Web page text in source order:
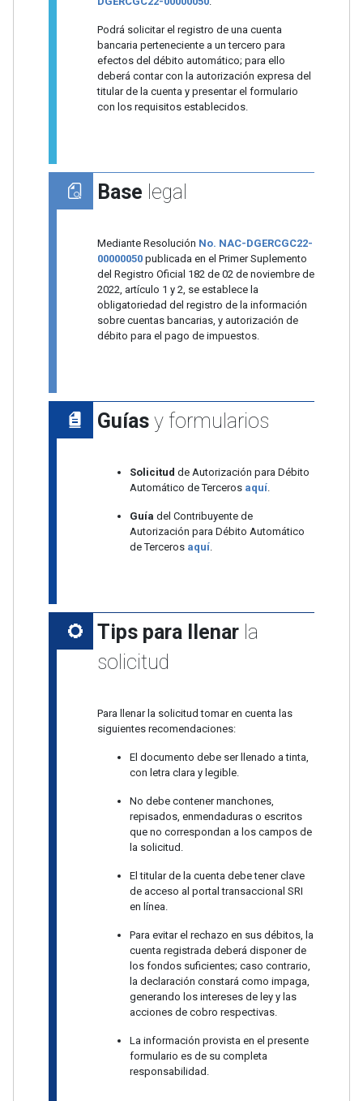
Podrá solicitar el registro de una cuenta
bancaria perteneciente a un tercero para
efectos del débito automático; para ello
deberá contar con la autorización expresa del
titular de la cuenta y presentar el formulario
con los requisitos establecidos.
Base legal
Mediante Resolución No. NAC-DGERCGC22-
00000050publicada en el Primer Suplemento
del Registro Oficial 182 de 02 de noviembre de
2022, artículo 1 y 2, se establece la
obligatoriedad del registro de la información
sobre cuentas bancarias, y autorización de
débito para el pago de impuestos.
Guíasy formularios
Solicitud de Autorización para Débito
Automático de Terceros aquí.
Guía del Contribuyente de
Autorización para Débito Automático
de Tercerosaquí.
Tips para llenarla
solicitud
Para llenar la solicitud tomar en cuenta las
siguientes recomendaciones:
El documento debe ser llenado a tinta,
con letra clara y legible.
No debe contener manchones,
repisados, enmendaduras o escritos
que no correspondan a los campos de
la solicitud.
El titular de la cuenta debe tener clave
de acceso al portal transaccional SRI
en línea.
Para evitar el rechazo en sus débitos, la
cuenta registrada deberá disponer de
los fondos suficientes; caso contrario,
la declaración constará como impaga,
generando los intereses de ley y las
acciones de cobro respectivas.
La información provista en el presente
formulario es de su completa
responsabilidad.